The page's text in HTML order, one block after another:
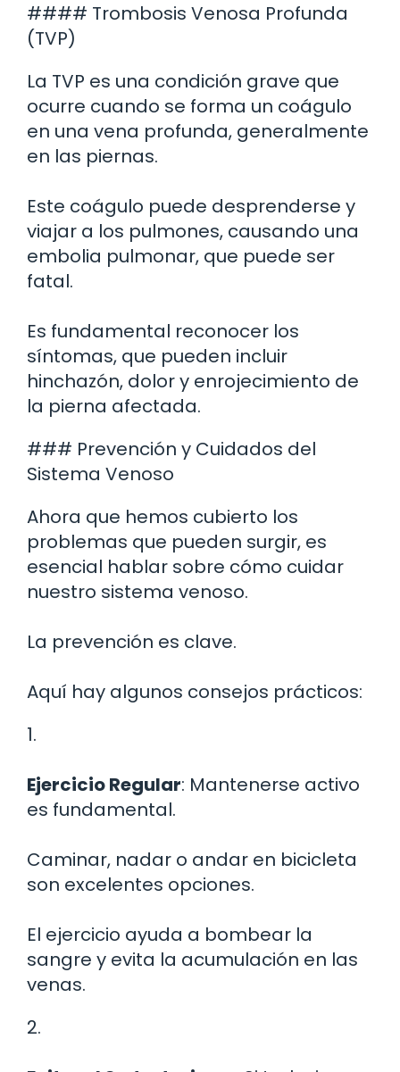
#### Trombosis Venosa Profunda
(TVP)
La TVP es una condición grave que
ocurre cuando se forma un coágulo
en una vena profunda, generalmente
en las piernas.
Este coágulo puede desprenderse y
viajar a los pulmones, causando una
embolia pulmonar, que puede ser
fatal.
Es fundamental reconocer los
síntomas, que pueden incluir
hinchazón, dolor y enrojecimiento de
la pierna afectada.
### Prevención y Cuidados del
Sistema Venoso
Ahora que hemos cubierto los
problemas que pueden surgir, es
esencial hablar sobre cómo cuidar
nuestro sistema venoso.
La prevención es clave.
Aquí hay algunos consejos prácticos:
1.
Ejercicio Regular: Mantenerse activo
es fundamental.
Caminar, nadar o andar en bicicleta
son excelentes opciones.
El ejercicio ayuda a bombear la
sangre y evita la acumulación en las
venas.
2.